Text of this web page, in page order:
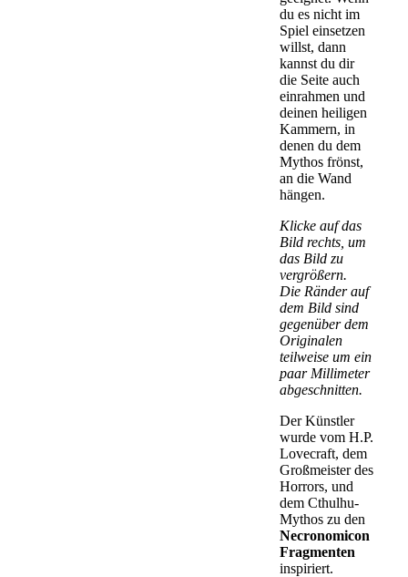
du es nicht im
Spiel einsetzen
willst, dann
kannst du dir
die Seite auch
einrahmen und
deinen heiligen
Kammern, in
denen du dem
Mythos frönst,
an die Wand
hängen.
Klicke auf das
Bild rechts, um
das Bild zu
vergrößern.
Die Ränder auf
dem Bild sind
gegenüber dem
Originalen
teilweise um ein
paar Millimeter
abgeschnitten.
Der Künstler
wurde vom H.P.
Lovecraft, dem
Großmeister des
Horrors, und
dem Cthulhu-
Mythos zu den
Necronomicon
Fragmenten
inspiriert.